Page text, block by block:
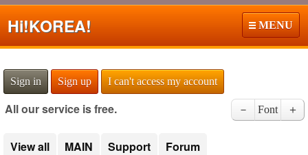
Hi!KOREA! MENU
Sign in Sign up I can't access my account
All our service is free. － Font ＋
View all MAIN Support Forum